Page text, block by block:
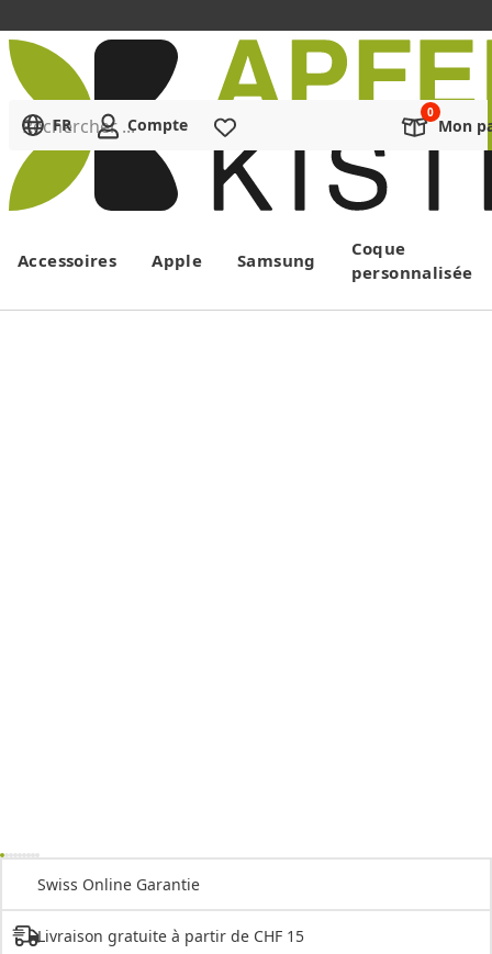
Menu
Rechercher ...
FR Compte Mon
Accessoires Apple Samsung
Coque
personnalisée
Swiss Online Garantie
Livraison gratuite à partir de CHF 15